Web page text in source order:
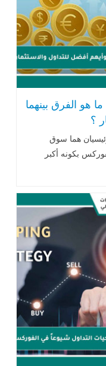
هو الفرق بينهما
؟
هما سوق
بكونه أكبر